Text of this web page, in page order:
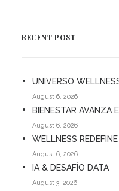
RECENT POST
UNIVERSO
August 6, 2026
BIENESTAR AVANZA
August 6, 2026
WELLNESS REDEFINE
August 6, 2026
IA & DESAFÍO DATA
August 3, 2026